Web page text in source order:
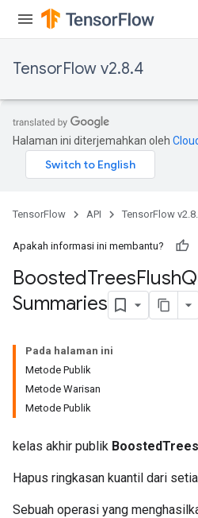
TensorFlow v2.8.4
Halaman ini diterjemahkan oleh
TensorFlow API TensorFlow
Apakah informasi ini membantu?
BoostedTreesFlush
Summaries
Pada halaman ini
Metode Publik
Metode Warisan
Metode Publik
kelas akhir publik
Hapus ringkasan kuantil dari
Sebuah operasi yang